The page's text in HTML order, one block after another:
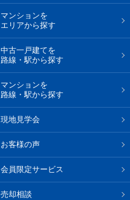
マンションを
エリアから探す
中古一戸建てを
路線・駅から探す
マンションを
路線・駅から探す
現地見学会
お客様の声
会員限定サービス
売却相談